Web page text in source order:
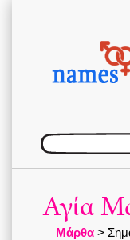
Αγία
Μάρθα >